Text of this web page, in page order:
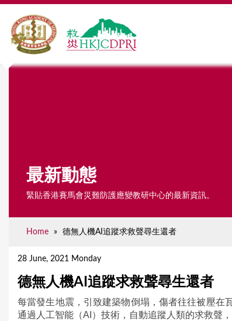
最新動態
緊貼香港賽馬會災難防護應變教研中心的最新資訊。
Home » 德無人機AI追蹤求救聲尋生還者
28 June, 2021 Monday
德無人機AI追蹤求救聲尋生還者
每當發生地震，引致建築物倒塌，傷者往往被壓在
通過人工智能（AI）技術，自動追蹤人類的求救聲